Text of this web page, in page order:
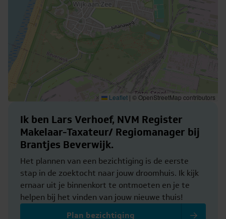
Leaflet | © OpenStreetMap contributors
Ik ben Lars Verhoef, NVM Register
Makelaar-Taxateur/ Regiomanager bij
Brantjes Beverwijk.
Het plannen van een bezichtiging is de eerste
stap in de zoektocht naar jouw droomhuis. Ik kijk
ernaar uit je binnenkort te ontmoeten en je te
helpen bij het vinden van jouw nieuwe thuis!
Plan bezichtiging